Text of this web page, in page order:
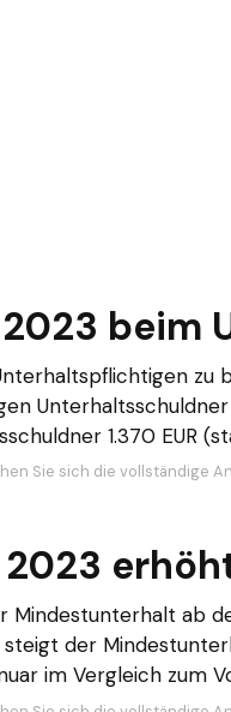
beim
zu
Unterhaltsschuldner
1.370 EUR
Sie sich die vollständige
Mindestunterhalt ab
steigt der
im Vergleich zum